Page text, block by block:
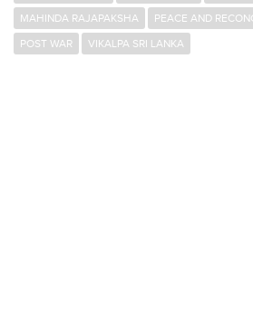
MAHINDA RAJAPAKSHA
PEACE AND
POST WAR
VIKALPA SRI LANKA